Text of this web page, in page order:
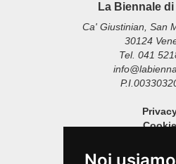
La Biennale di
Ca' Giustinian, San
30124
Tel. 041
Cookie